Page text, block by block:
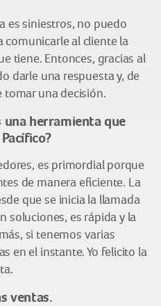
es siniestros, no puedo
comunicarle al cliente la
tiene. Entonces, gracias al
darle una respuesta y, de
tomar una decisión.
una herramienta que
es primordial porque
de manera eficiente. La
que se inicia la llamada
soluciones, es rápida y la
si tenemos varias
en el instante. Yo felicito la
ventas.